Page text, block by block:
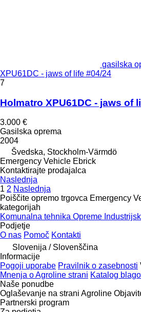
gasilska
XPU61DC - jaws of life #04/24
7
Holmatro XPU61DC - jaws of
3.000 €
Gasilska oprema
2004
Švedska, Stockholm-Värmdö
Emergency Vehicle Ebrick
Kontaktirajte prodajalca
Naslednja
1 2 Naslednja
Poiščite opremo trgovca Emergency
kategorijah
Komunalna tehnika Opreme
Podjetje
O nas Pomoč Kontakti
Slovenija / Slovenščina
Informacije
Pogoji uporabe Pravilnik o zasebnosti
Mnenja o Agroline strani Katalog
Naše ponudbe
Oglaševanje na strani Agroline
Partnerski program